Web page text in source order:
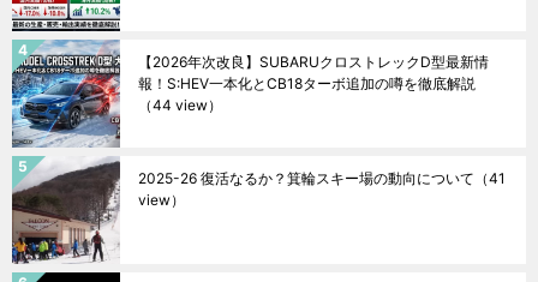
【2026年次改良】SUBARUクロストレックD型最新情
報！S:HEV一本化とCB18ターボ追加の噂を徹底解説
（44 view）
2025-26 復活なるか？箕輪スキー場の動向について （41
view）